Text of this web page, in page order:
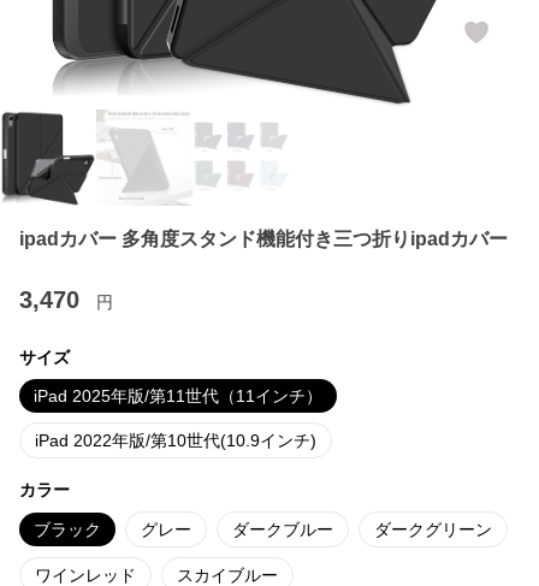
ipadカバー 多角度スタンド機能付き三つ折りipadカバー
3,470 円
サイズ
iPad 2025年版/第11世代（11インチ）
iPad 2022年版/第10世代(10.9インチ)
カラー
ブラック グレー ダークブルー ダークグリーン
ワインレッド スカイブルー